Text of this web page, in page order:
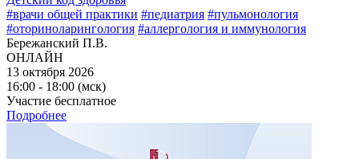
#врачи общей практики #педиатрия #пульмонология
#оториноларингология #аллергология и иммунология
Бережанский П.В.
ОНЛАЙН
13 октября 2026
16:00 - 18:00 (мск)
Участие бесплатное
Подробнее